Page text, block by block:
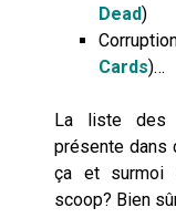
Dead)
Cards)…
La liste des
présente dans
ça et surmoi
scoop? Bien